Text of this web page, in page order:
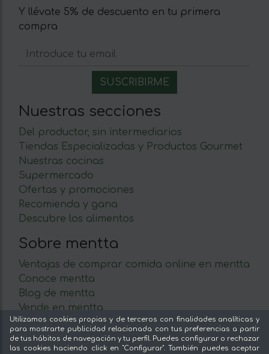
Y llévate 5% de descuento en tu primera
compra
Nuestras secciones
Del productor, sin intermediarios
Tiendas Especializadas y Productos Gourmet
Nuestras cocinas
Supermercado
Ofertas y promociones
Recomienda y gana
Descubre los alimentos
Sobre mentta
Ventajas de comprar comida online en mentta
Conoce mentta
Blog de mentta
Vende en mentta
Fidelización
Preguntas frecuentes
Utilizamos cookies propias y de terceros con finalidades analíticas y
para mostrarte publicidad relacionada con tus preferencias a partir
de tus hábitos de navegación y tu perfil. Puedes configurar o rechazar
las cookies haciendo click en "Configurar". También puedes aceptar